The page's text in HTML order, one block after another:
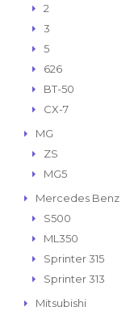
2
3
5
626
BT-50
CX-7
MG
ZS
MG5
Mercedes Benz
S500
ML350
Sprinter 315
Sprinter 313
Mitsubishi